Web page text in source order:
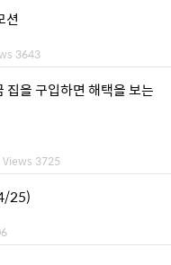
션
3643
집을 구입하면 해택을 보는
Views 3725
25)